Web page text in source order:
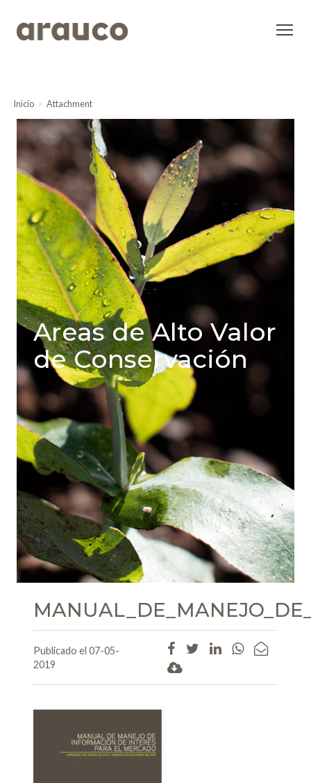
Inicio Attachment
Areas de Alto Valor
de Conservación
Publicado el 07-05-
2019